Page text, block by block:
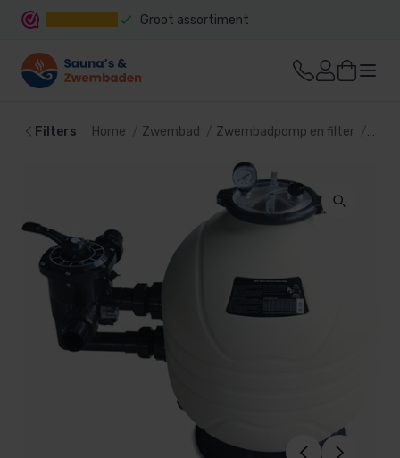
Groot assortiment
Filters Home Zwembad Zwembadpomp en filter